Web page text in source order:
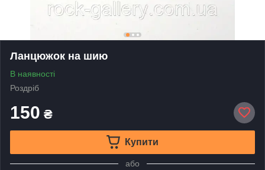
Ланцюжок на шию
В наявності
Роздріб
150 ₴
Купити
або